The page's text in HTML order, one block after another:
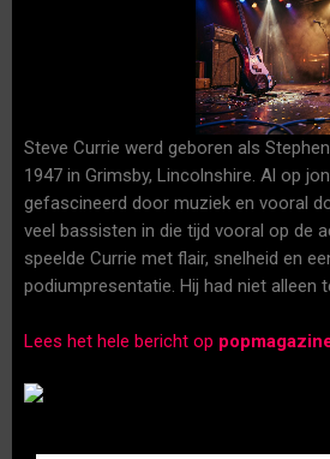
Steve Currie werd geboren als
1947 in Grimsby, Lincolnshire. Al op
gefascineerd door muziek en vooral
veel bassisten in die tijd vooral op de
speelde Currie met flair, snelheid en
podiumpresentatie. Hij had niet alleen
Lees het hele bericht op